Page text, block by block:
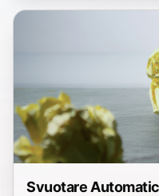
Svuotare